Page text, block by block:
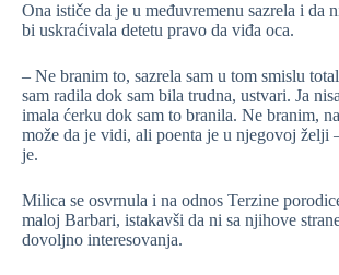
Ona ističe da je u međuvremenu sazrela i da
bi uskraćivala detetu pravo da viđa oca.
– Ne branim to, sazrela sam u tom smislu
sam radila dok sam bila trudna, ustvari. Ja
imala ćerku dok sam to branila. Ne branim,
može da je vidi, ali poenta je u njegovoj želji
je.
Milica se osvrnula i na odnos Terzine
maloj Barbari, istakavši da ni sa njihove
dovoljno interesovanja.